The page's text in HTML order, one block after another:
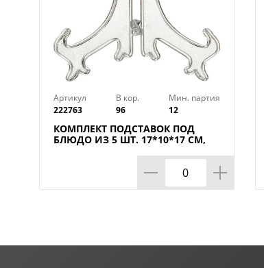
Артикул
222763
В кор.
96
Мин. партия
12
КОМПЛЕКТ ПОДСТАВОК ПОД
БЛЮДО ИЗ 5 ШТ. 17*10*17 СМ,